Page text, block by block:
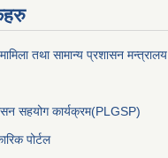
तथा सामान्य प्रशासन मन्त्रालय
सहयोग कार्यक्रम(PLGSP)
पोर्टल